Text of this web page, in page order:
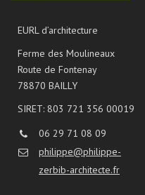
EURL d’architecture
Ferme des Moulineaux
Route de Fontenay
78870 BAILLY
SIRET: 803 721 356 00019
06 29 71 08 09
philippe@philippe-
zerbib-architecte.fr